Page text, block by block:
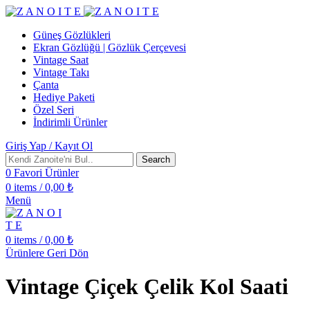
Güneş Gözlükleri
Ekran Gözlüğü | Gözlük Çerçevesi
Vintage Saat
Vintage Takı
Çanta
Hediye Paketi
Özel Seri
İndirimli Ürünler
Giriş Yap / Kayıt Ol
Search
0 Favori Ürünler
0 items / 0,00 ₺
Menü
0 items / 0,00 ₺
Ürünlere Geri Dön
Vintage Çiçek Çelik Kol Saati